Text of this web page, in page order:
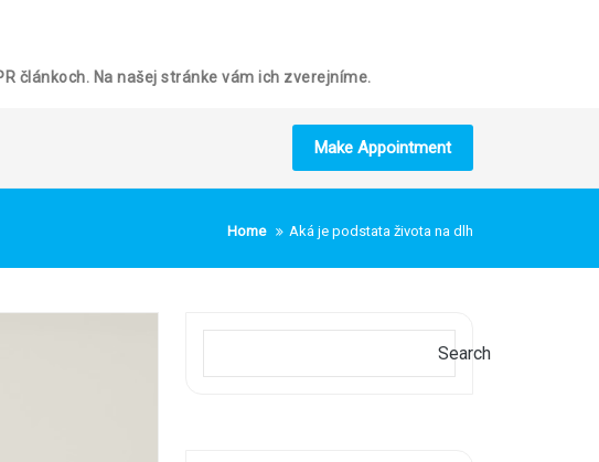
článkoch. Na našej stránke vám ich zverejníme.
Make Appointment
Home Aká je podstata života na dlh
Search